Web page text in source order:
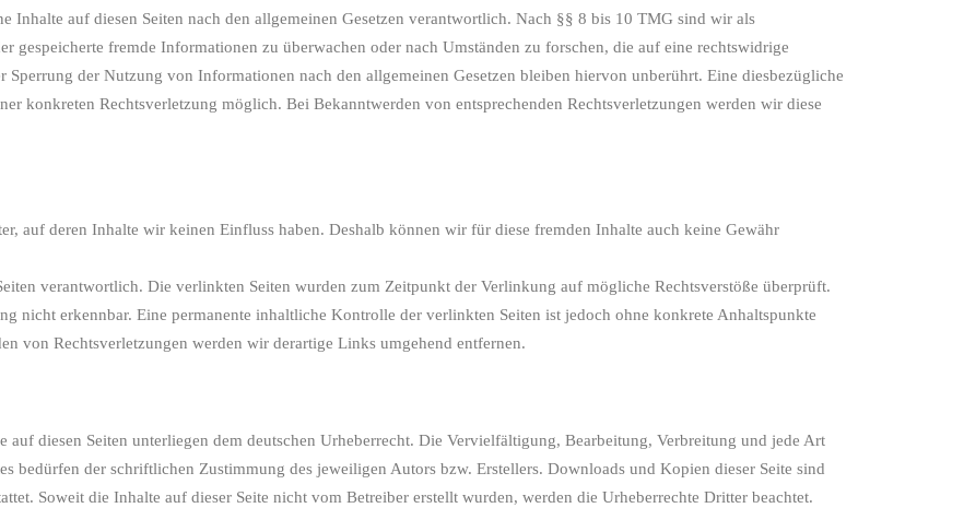
Inhalte auf diesen Seiten nach den allgemeinen Gesetzen verantwortlich. Nach §§ 8 bis 10 TMG sind wir als
gespeicherte fremde Informationen zu überwachen oder nach Umständen zu forschen, die auf eine rechtswidrige
der Nutzung von Informationen nach den allgemeinen Gesetzen bleiben hiervon unberührt. Eine diesbezügliche
konkreten Rechtsverletzung möglich. Bei Bekanntwerden von entsprechenden Rechtsverletzungen werden wir diese
auf deren Inhalte wir keinen Einfluss haben. Deshalb können wir für diese fremden Inhalte auch keine Gewähr
verantwortlich. Die verlinkten Seiten wurden zum Zeitpunkt der Verlinkung auf mögliche Rechtsverstöße überprüft.
nicht erkennbar. Eine permanente inhaltliche Kontrolle der verlinkten Seiten ist jedoch ohne konkrete Anhaltspunkte
von Rechtsverletzungen werden wir derartige Links umgehend entfernen.
auf diesen Seiten unterliegen dem deutschen Urheberrecht. Die Vervielfältigung, Bearbeitung, Verbreitung und jede Art
bedürfen der schriftlichen Zustimmung des jeweiligen Autors bzw. Erstellers. Downloads und Kopien dieser Seite sind
Soweit die Inhalte auf dieser Seite nicht vom Betreiber erstellt wurden, werden die Urheberrechte Dritter beachtet.